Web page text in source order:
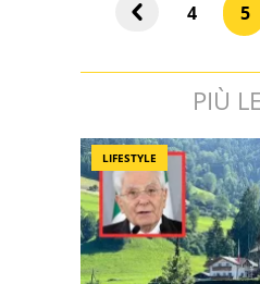
4 5
PIÙ
LIFESTYLE